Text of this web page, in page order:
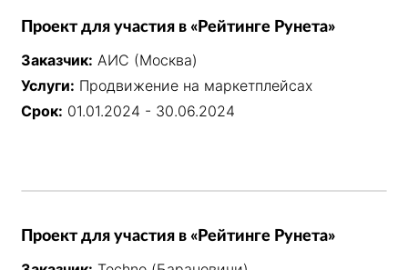
Проект для участия в «Рейтинге Рунета»
Заказчик: АИС (Москва)
Услуги: Продвижение на маркетплейсах
Срок: 01.01.2024 - 30.06.2024
Проект для участия в «Рейтинге Рунета»